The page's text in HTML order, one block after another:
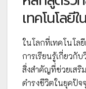
เทคโนโลยี
ในโลกที่เทคโนโล
การเรียนรู้เกี่ยวกั
สิ่งสำคัญที่ช่วยเสริ
ดำรงชีวิตในยุคปัจ